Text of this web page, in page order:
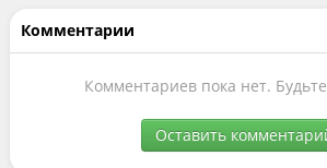
Комментарии
Комментариев пока нет.
Оставить